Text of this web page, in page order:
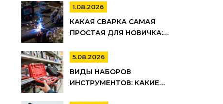
1.08.2026
КАКАЯ СВАРКА САМАЯ
ПРОСТАЯ ДЛЯ НОВИЧКА:
СОВЕТЫ ПО ВЫБОРУ
5.08.2026
ВИДЫ НАБОРОВ
ИНСТРУМЕНТОВ: КАКИЕ